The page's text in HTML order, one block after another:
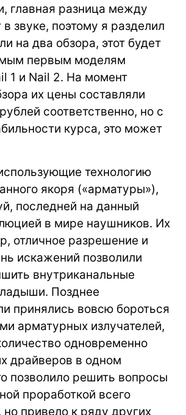
главная разница между
звуке, поэтому я разделил
на два обзора, этот будет
первым моделям
1 и Nail 2. На момент
их цены составляли
соответственно, но с
курса, это может
технологию
якоря («арматуры»),
последней на данный
в мире наушников. Их
отличное разрешение и
искажений позволили
внутриканальные
Позднее
принялись вовсю бороться
арматурных излучателей,
одновременно
драйверов в одном
позволило решить вопросы
проработкой всего
привело к ряду других